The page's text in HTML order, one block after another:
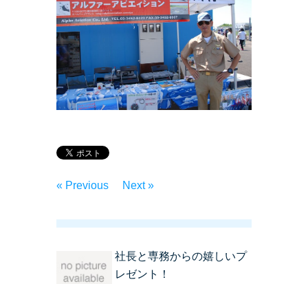
« Previous Next »
社長と専務からの嬉しいプ
レゼント！